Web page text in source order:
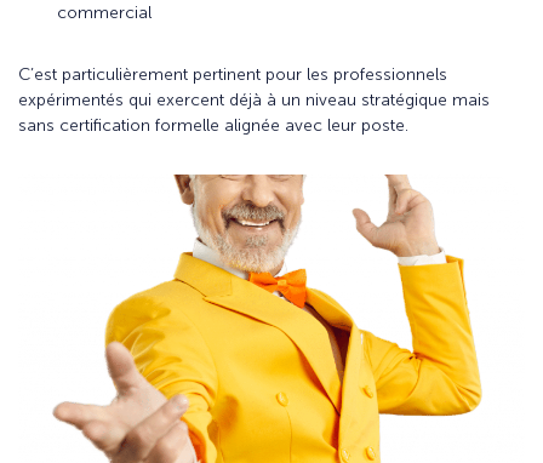
commercial
C’est particulièrement pertinent pour les professionnels
expérimentés qui exercent déjà à un niveau stratégique mais
sans certification formelle alignée avec leur poste.